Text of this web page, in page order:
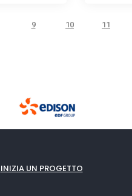
9 10 11
INIZIA UN PROGETTO